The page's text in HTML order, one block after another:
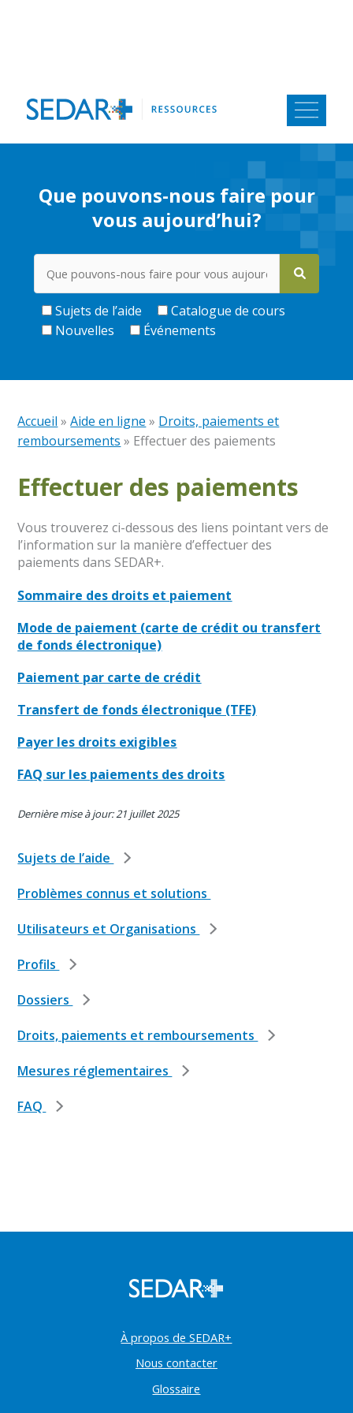
contenu
Que pouvons-nous faire pour
vous aujourd’hui?
Sujets de l’aide
Catalogue de cours
Nouvelles
Événements
Sujets de l’aide
Problèmes connus et solutions
Utilisateurs et Organisations
Profils
Dossiers
Droits, paiements et remboursements
Mesures réglementaires
FAQ
Accueil »Aide en ligne » Droits, paiements et
remboursements » Effectuer des paiements
Effectuer des paiements
Vous trouverez ci-dessous des liens pointant vers de
l’information sur la manière d’effectuer des
paiements dans SEDAR+.
Sommaire des droits et paiement
Mode de paiement (carte de crédit ou transfert
de fonds électronique)
Paiement par carte de crédit
Transfert de fonds électronique (TFE)
Payer les droits exigibles
FAQ sur les paiements des droits
Dernière mise à jour: 21 juillet 2025
À propos de SEDAR+
Nous contacter
Glossaire